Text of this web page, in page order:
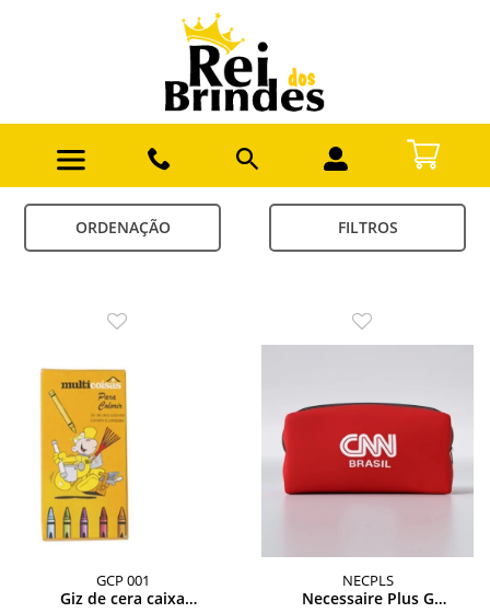
ORDENAÇÃO FILTROS
GCP 001
Giz de cera caixa
NECPLS
Necessaire Plus G